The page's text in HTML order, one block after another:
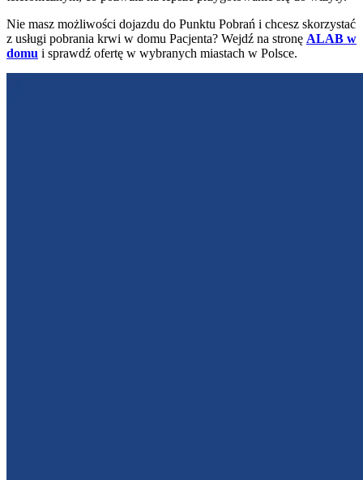
Nie masz możliwości dojazdu do Punktu Pobrań i chcesz skorzystać
z usługi pobrania krwi w domu Pacjenta? Wejdź na stronę ALAB w
domu i sprawdź ofertę w wybranych miastach w Polsce.